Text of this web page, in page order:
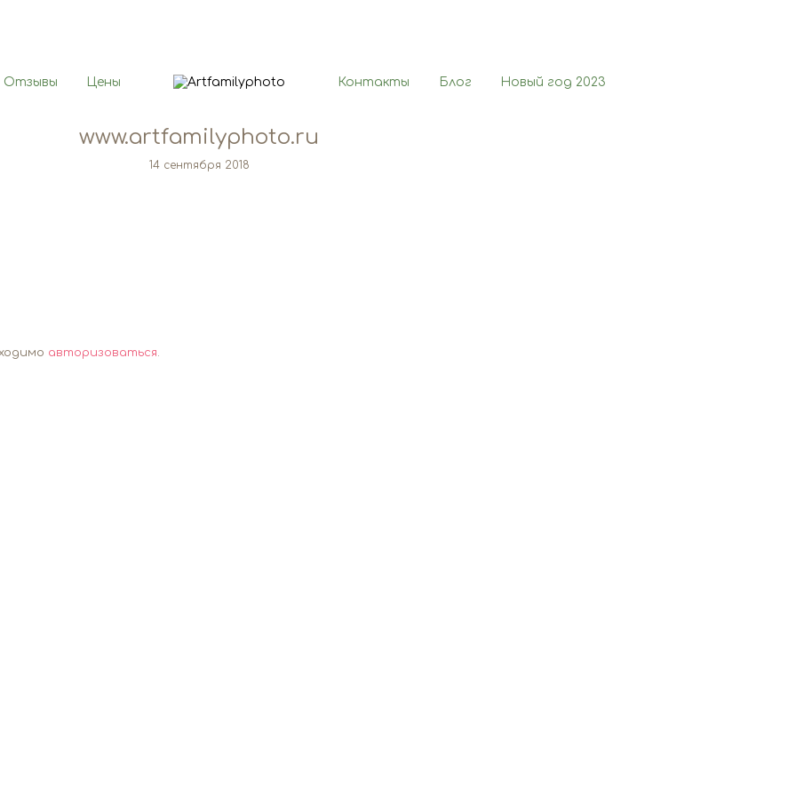
Отзывы Цены Контакты Блог Новый год 2023
www.artfamilyphoto.ru
14 сентября 2018
авторизоваться.